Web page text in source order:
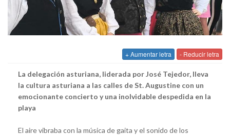
+ Aumentar letra - Reducir letra
La delegación asturiana, liderada por José Tejedor, lleva
la cultura asturiana a las calles de St. Augustine con un
emocionante concierto y una inolvidable despedida en la
playa
El aire vibraba con la música de gaita y el sonido de los